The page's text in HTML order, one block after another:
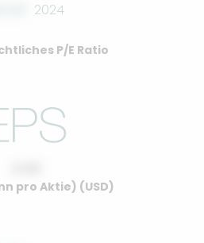
2024
P/E Ratio
pro Aktie) (USD)